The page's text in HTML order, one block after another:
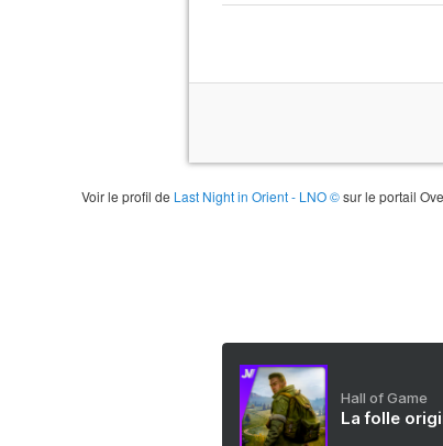
Voir le profil de Last Night in Orient - LNO ©sur le portail
Hall of Game
La folle